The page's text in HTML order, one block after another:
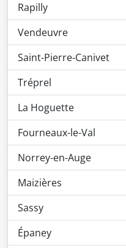
Rapilly
Vendeuvre
Saint-Pierre-Canivet
Tréprel
La Hoguette
Fourneaux-le-Val
Norrey-en-Auge
Maizières
Sassy
Épaney